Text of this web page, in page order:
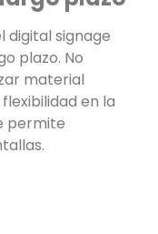
digital signage
plazo. No
material
en la
permite